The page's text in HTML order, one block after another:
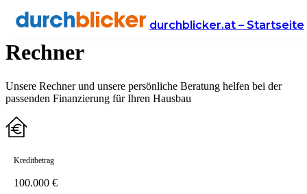
durchblicker.at – Startseite
Baufinanzierung & Baukredit
Rechner
Unsere Rechner und unsere persönliche Beratung helfen bei der
passenden Finanzierung für Ihren Hausbau
Kreditbetrag